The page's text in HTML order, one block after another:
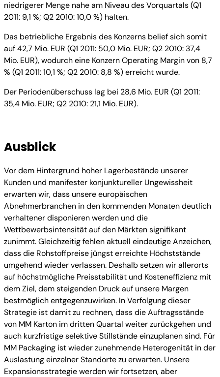
niedrigerer Menge nahe am Niveau des Vorquartals (Q1
2011: 9,1 %; Q2 2010: 10,0 %) halten.
Das betriebliche Ergebnis des Konzerns belief sich somit
auf 42,7 Mio. EUR (Q1 2011: 50,0 Mio. EUR; Q2 2010: 37,4
Mio. EUR), wodurch eine Konzern Operating Margin von 8,7
% (Q1 2011: 10,1 %; Q2 2010: 8,8 %) erreicht wurde.
Der Periodenüberschuss lag bei 28,6 Mio. EUR (Q1 2011:
35,4 Mio. EUR; Q2 2010: 21,1 Mio. EUR).
Ausblick
Vor dem Hintergrund hoher Lagerbestände unserer
Kunden und manifester konjunktureller Ungewissheit
erwarten wir, dass unsere europäischen
Abnehmerbranchen in den kommenden Monaten deutlich
verhaltener disponieren werden und die
Wettbewerbsintensität auf den Märkten signifikant
zunimmt. Gleichzeitig fehlen aktuell eindeutige Anzeichen,
dass die Rohstoffpreise jüngst erreichte Höchststände
umgehend wieder verlassen. Deshalb setzen wir allerorts
auf höchstmögliche Preisstabilität und Kosteneffizienz mit
dem Ziel, dem steigenden Druck auf unsere Margen
bestmöglich entgegenzuwirken. In Verfolgung dieser
Strategie ist damit zu rechnen, dass die Auftragsstände
von MM Karton im dritten Quartal weiter zurückgehen und
auch kurzfristige selektive Stillstände einzuplanen sind. Für
MM Packaging ist wieder zunehmende Heterogenität in der
Auslastung einzelner Standorte zu erwarten. Unsere
Expansionsstrategie werden wir fortsetzen, aber